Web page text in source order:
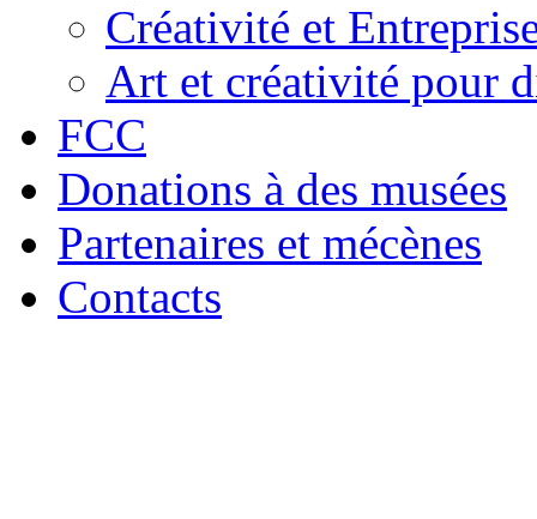
Créativité et
Art et créativité pour
FCC
Donations à des musées
Partenaires et mécènes
Contacts